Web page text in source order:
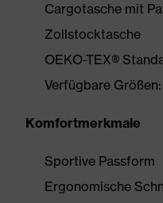
Cargotasche mit
Zollstocktasche
OEKO-TEX®
Verfügbare
Komfortmerkmale
Sportive Passform
Ergonomische